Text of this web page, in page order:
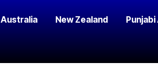
Australia New Zealand